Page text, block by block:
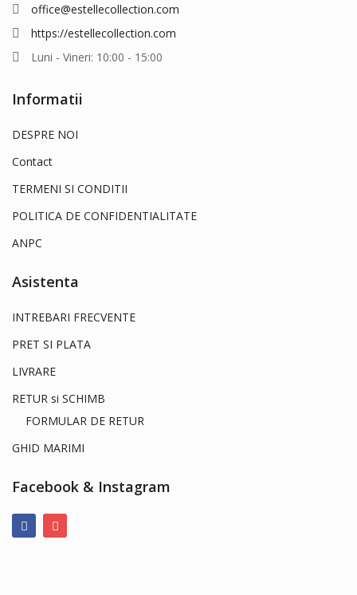
office@estellecollection.com
https://estellecollection.com
Luni - Vineri: 10:00 - 15:00
Informatii
DESPRE NOI
Contact
TERMENI SI CONDITII
POLITICA DE CONFIDENTIALITATE
ANPC
Asistenta
INTREBARI FRECVENTE
PRET SI PLATA
LIVRARE
RETUR si SCHIMB
FORMULAR DE RETUR
GHID MARIMI
Facebook & Instagram